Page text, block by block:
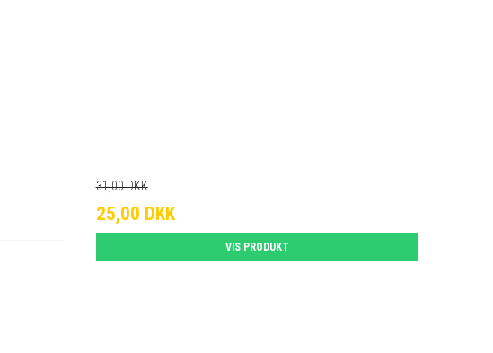
31,00 DKK
25,00 DKK
VIS PRODUKT